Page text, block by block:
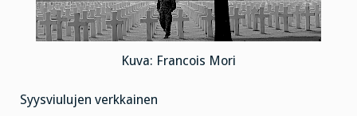
Kuva: Francois Mori
Syysviulujen verkkainen